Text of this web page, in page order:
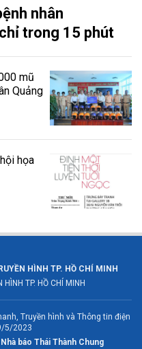
nhân
trong 15 phút
mũ
Quảng
họa
HÌNH TP. HỒ CHÍ MINH
TP. HỒ CHÍ MINH
Truyền hình và Thông tin điện
5/2023
Nhà báo Thái Thành Chung